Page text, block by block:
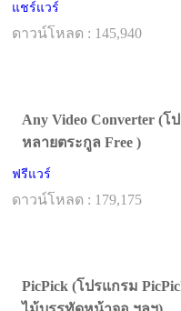
แชร์แวร์
ดาวน์โหลด : 145,940
Any Video Converter (
หลายตระกูล Free )
ฟรีแวร์
ดาวน์โหลด : 179,175
PicPick (โปรแกรม